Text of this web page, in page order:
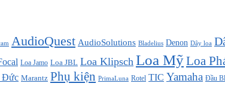
AudioQuest AudioSolutions Bladelius Denon Dây loa
Loa Jamo Loa JBL Loa Klipsch Loa MỹLoa
Đức Marantz Phụ kiện PrimaLuna Rotel TIC Yamaha Đầu